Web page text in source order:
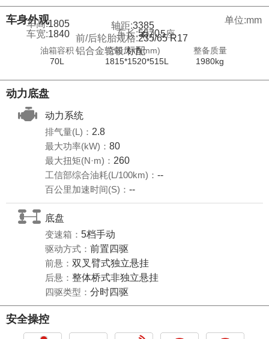
车身外观
单位:mm
车长:5570
车宽:1840 5座
4门
车高:1805 轴距:3385
前/后轮胎规格:235/65 R17
铝合金轮毂:标配
油箱容积
70L
货箱尺寸(mm)
1815*1520*515L
整备质量
1980kg
动力底盘
动力系统
排气量(L)： 2.8
最大功率(kW)： 80
最大扭矩(N·m)： 260
工信部综合油耗(L/100km)： --
百公里加速时间(S)： --
底盘
变速箱： 5档手动
驱动方式： 前置四驱
前悬： 双叉臂式独立悬挂
后悬： 整体桥式非独立悬挂
四驱类型： 分时四驱
安全操控